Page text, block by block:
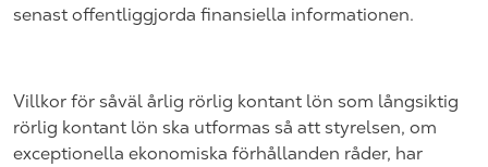
senast offentliggjorda finansiella informationen.
Villkor för såväl årlig rörlig kontant lön som långsiktig
rörlig kontant lön ska utformas så att styrelsen, om
exceptionella ekonomiska förhållanden råder, har